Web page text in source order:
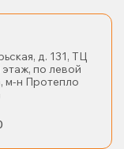
д. 131, ТЦ
по левой
м-н Протепло